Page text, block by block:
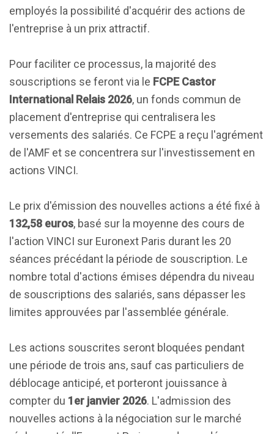
employés la possibilité d'acquérir des actions de
l'entreprise à un prix attractif.
Pour faciliter ce processus, la majorité des
souscriptions se feront via le FCPE Castor
International Relais 2026, un fonds commun de
placement d'entreprise qui centralisera les
versements des salariés. Ce FCPE a reçu l'agrément
de l'AMF et se concentrera sur l'investissement en
actions VINCI.
Le prix d'émission des nouvelles actions a été fixé à
132,58 euros, basé sur la moyenne des cours de
l'action VINCI sur Euronext Paris durant les 20
séances précédant la période de souscription. Le
nombre total d'actions émises dépendra du niveau
de souscriptions des salariés, sans dépasser les
limites approuvées par l'assemblée générale.
Les actions souscrites seront bloquées pendant
une période de trois ans, sauf cas particuliers de
déblocage anticipé, et porteront jouissance à
compter du 1er janvier 2026. L'admission des
nouvelles actions à la négociation sur le marché